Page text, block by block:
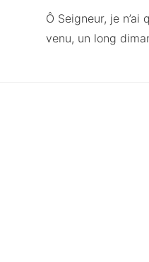
Ô Seigneur, je
venu, un long